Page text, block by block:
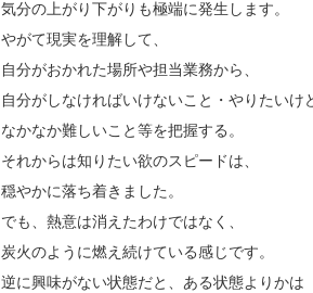
気分の上がり下がりも極端に発生します。
やがて現実を理解して、
自分がおかれた場所や担当業務から、
自分がしなければいけないこと・やりたいけ
なかなか難しいこと等を把握する。
それからは知りたい欲のスピードは、
穏やかに落ち着きました。
でも、熱意は消えたわけではなく、
炭火のように燃え続けている感じです。
逆に興味がない状態だと、ある状態よりかは